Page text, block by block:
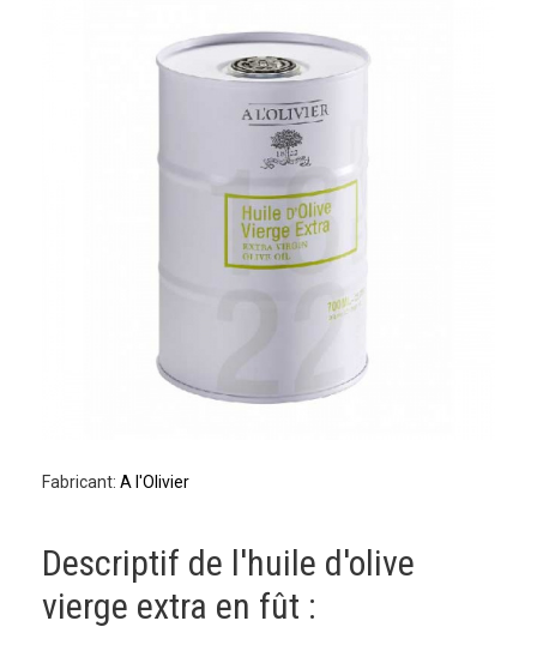
Fabricant: A l'Olivier
Descriptif de l'huile d'olive
vierge extra en fût :